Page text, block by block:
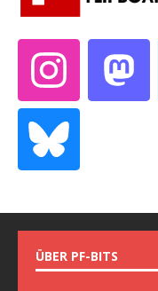
ÜBER PF-BITS